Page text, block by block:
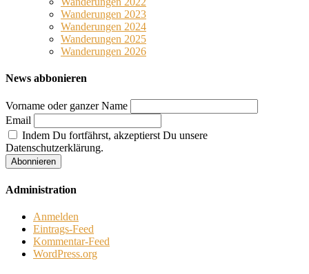
Wanderungen 2023
Wanderungen 2024
Wanderungen 2025
Wanderungen 2026
News abbonieren
Vorname oder ganzer Name
Email
Indem Du fortfährst, akzeptierst Du unsere
Datenschutzerklärung.
Administration
Anmelden
Eintrags-Feed
Kommentar-Feed
WordPress.org